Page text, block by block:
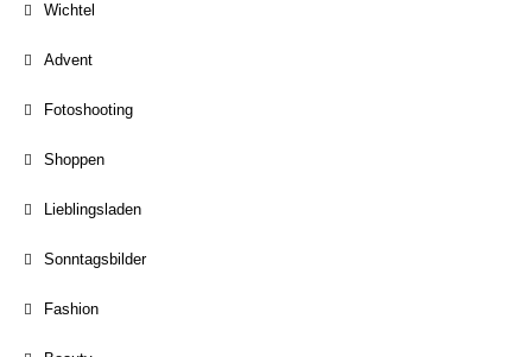
Wichtel
Advent
Fotoshooting
Shoppen
Lieblingsladen
Sonntagsbilder
Fashion